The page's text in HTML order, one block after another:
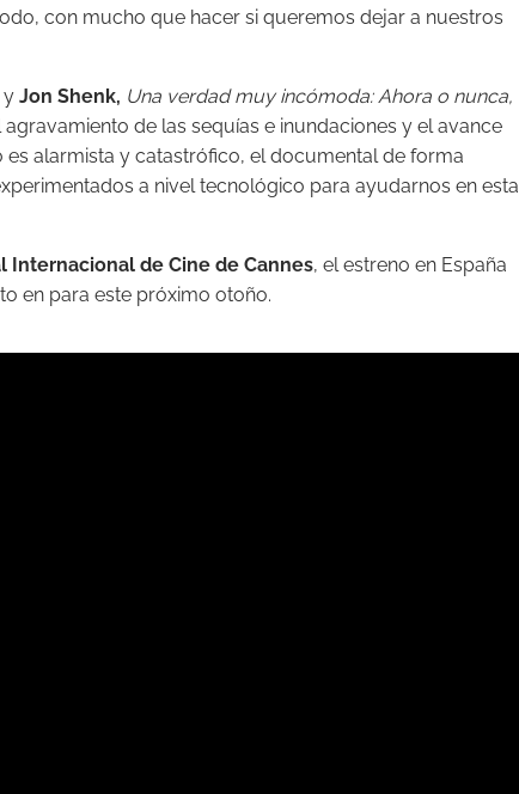
con mucho que hacer si queremos dejar a nuestros
y Jon Shenk, Una verdad muy incómoda: Ahora o nunca,
de las sequías e inundaciones y el avance
alarmista y catastrófico, el documental de forma
a nivel tecnológico para ayudarnos en esta
Internacional de Cine de Cannes, el estreno en España
en para este próximo otoño.